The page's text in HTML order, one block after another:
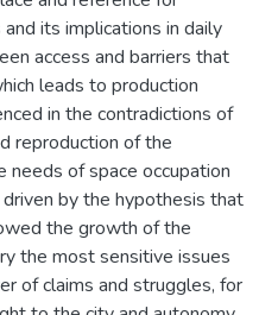
its implications in daily
access and barriers that
leads to production
in the contradictions of
reproduction of the
of space occupation
by the hypothesis that
the growth of the
the most sensitive issues
of claims and struggles, for